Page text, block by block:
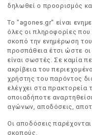
δηλωθεί ο προορισμός
Το "agones.gr" είναι
όλες οι πληροφορίες
σκοπό την ενημέρωση
προσπάθεια έτσι ώστε
είναι σωστές. Σε καμία
ακρίβεια του
χρήστης του παρόντος
ελέγχει στα πρακτορεία
οποιαδήποτε
αγώνων, αποδόσεις,
Οι αποδόσεις
σκοπούς.